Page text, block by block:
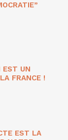
EST UN
FRANCE !
EST LA